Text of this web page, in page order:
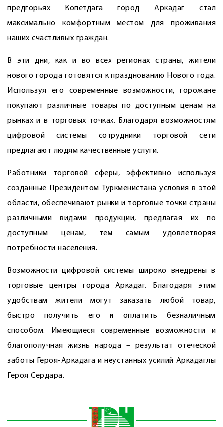
предгорьях Копетдага город Аркадаг стал
максимально комфортным местом для проживания
наших счастливых граждан.
В эти дни, как и во всех регионах страны, жители
нового города готовятся к празднованию Нового года.
Используя его современные возможности, горожане
покупают различные товары по доступным ценам на
рынках и в торговых точках. Благодаря возможностям
цифровой системы сотрудники торговой сети
предлагают людям качественные услуги.
Работники торговой сферы, эффективно используя
созданные Президентом Туркменистана условия в этой
области, обеспечивают рынки и торговые точки страны
различными видами продукции, предлагая их по
доступным ценам, тем самым удовлетворяя
потребности населения.
Возможности цифровой системы широко внедрены в
торговые центры города Аркадаг. Благодаря этим
удобствам жители могут заказать любой товар,
быстро получить его и оплатить безналичным
способом. Имеющиеся современные возможности и
благополучная жизнь народа – результат отеческой
заботы Героя-Аркадага и неустанных усилий Аркадаглы
Героя Сердара.